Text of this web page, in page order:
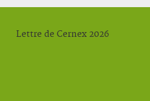
Lettre de Cernex 2026